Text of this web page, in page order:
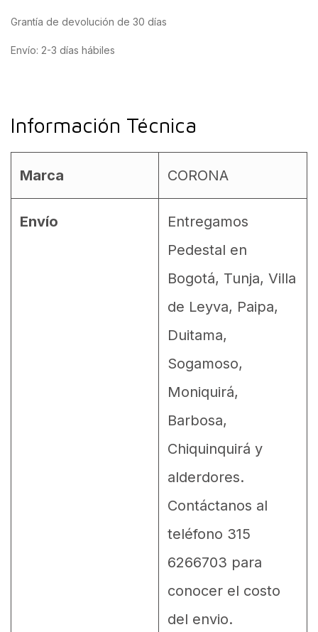
Grantía de devolución de 30 días
Envío: 2-3 días hábiles
Información Técnica
Marca CORONA
Envío
Entregamos
Pedestal en
Bogotá, Tunja, Villa
de Leyva, Paipa,
Duitama,
Sogamoso,
Moniquirá,
Barbosa,
Chiquinquirá y
alderdores.
Contáctanos al
teléfono 315
6266703 para
conocer el costo
del envio.